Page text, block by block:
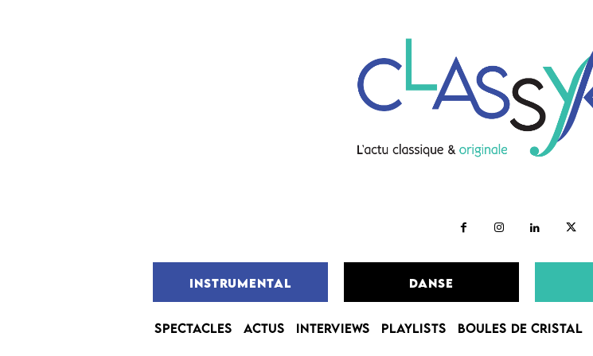
INSTRUMENTAL DANSE
SPECTACLES ACTUS INTERVIEWS PLAYLISTS BOULES DE CRISTAL